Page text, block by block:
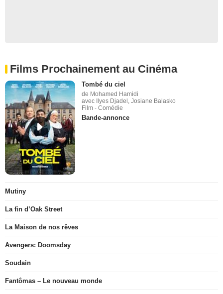
Films Prochainement au Cinéma
Tombé du ciel
de Mohamed Hamidi
avec Ilyes Djadel, Josiane Balasko
Film - Comédie
Bande-annonce
Mutiny
La fin d’Oak Street
La Maison de nos rêves
Avengers: Doomsday
Soudain
Fantômas – Le nouveau monde